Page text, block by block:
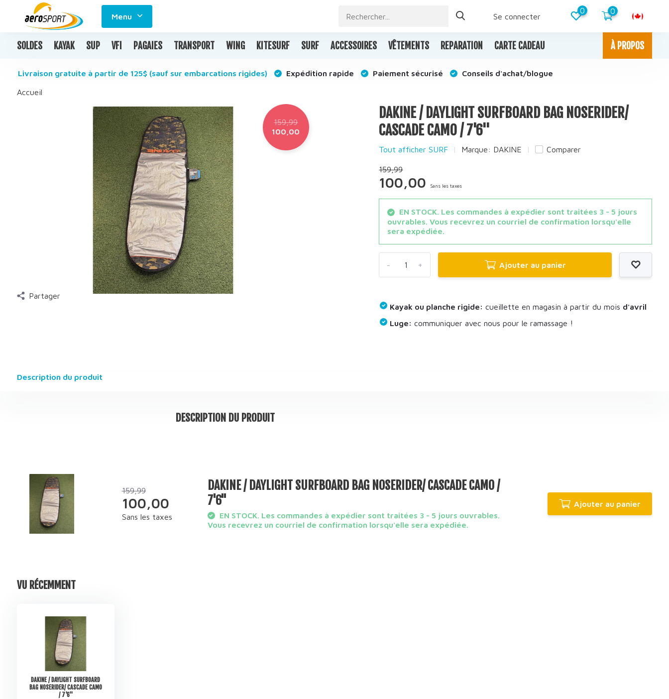
Menu Se connecter
0 0
SOLDES KAYAK SUP VFI PAGAIES TRANSPORT WING KITESURF SURF ACCESSOIRES VÊTEMENTS REPARATION CARTE CADEAU À PROPOS
Livraison gratuite à partir de 125$ (sauf sur embarcations rigides) Expédition rapide Paiement sécurisé Conseils d'achat/blogue
Accueil
159,99
100,00
Partager
DAKINE / DAYLIGHT SURFBOARD BAG NOSERIDER/
CASCADE CAMO / 7'6''
Tout afficher SURF Marque: DAKINE Comparer
159,99
100,00 Sans les taxes
EN STOCK. Les commandes à expédier sont traitées 3 - 5 jours
ouvrables. Vous recevrez un courriel de confirmation lorsqu'elle
sera expédiée.
+
- Ajouter au panier
Kayak ou planche rigide: cueillette en magasin à partir du mois d'avril
Luge: communiquer avec nous pour le ramassage !
Description du produit
DESCRIPTION DU PRODUIT
159,99
100,00
Sans les taxes
DAKINE / DAYLIGHT SURFBOARD BAG NOSERIDER/ CASCADE CAMO /
7'6''
EN STOCK. Les commandes à expédier sont traitées 3 - 5 jours ouvrables.
Vous recevrez un courriel de confirmation lorsqu'elle sera expédiée.
Ajouter au panier
VU RÉCEMMENT
DAKINE / DAYLIGHT SURFBOARD
BAG NOSERIDER/ CASCADE CAMO
/ 7'6''